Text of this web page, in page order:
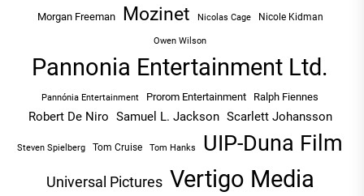
Morgan Freeman Mozinet Nicolas Cage Nicole Kidman
Owen Wilson
Pannonia Entertainment Ltd.
Pannónia Entertainment Prorom Entertainment Ralph Fiennes
Robert De Niro Samuel L. Jackson Scarlett Johansson
Steven Spielberg Tom Cruise Tom Hanks UIP-Duna Film
Universal Pictures Vertigo Media